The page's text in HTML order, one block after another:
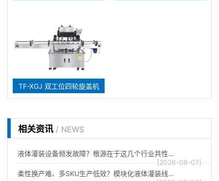
TF-XGJ 双工位四轮旋盖机
相关资讯 / NEWS
液体灌装设备频发故障？根源在于这几个行业共性…
[2026-08-07]
柔性换产难、多SKU生产低效？模块化液体灌装线…